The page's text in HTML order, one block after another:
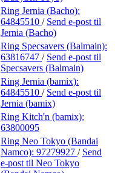
Ring Jernia (Bacho):
64845510 / Send e-post til
Jernia (Bacho)
Ring Specsavers (Balmain):
63816747 / Send e-post til
Specsavers (Balmain)
Ring Jernia (bamix):
64845510 / Send e-post til
Jernia (bamix)
Ring Kitch'n (bamix):
63800095
Ring Neo Tokyo (Bandai
Namco): 97279927 / Send
e-post til Neo Tokyo